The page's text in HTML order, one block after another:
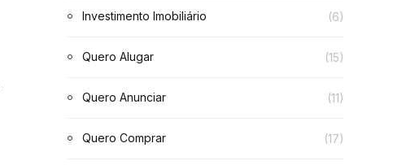
Investimento Imobiliário (6)
Quero Alugar (15)
Quero Anunciar (11)
Quero Comprar (17)